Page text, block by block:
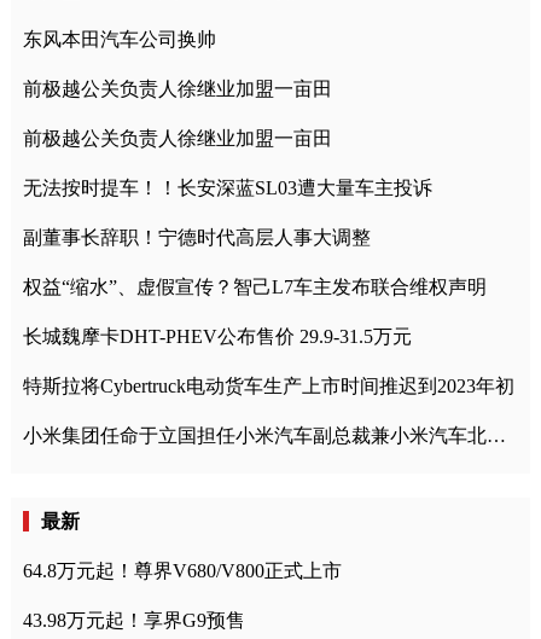
东风本田汽车公司换帅
前极越公关负责人徐继业加盟一亩田
前极越公关负责人徐继业加盟一亩田
无法按时提车！！长安深蓝SL03遭大量车主投诉
副董事长辞职！宁德时代高层人事大调整
权益“缩水”、虚假宣传？智己L7车主发布联合维权声明
长城魏摩卡DHT-PHEV公布售价 29.9-31.5万元
特斯拉将Cybertruck电动货车生产上市时间推迟到2023年初
小米集团任命于立国担任小米汽车副总裁兼小米汽车北京总部政委
最新
64.8万元起！尊界V680/V800正式上市
43.98万元起！享界G9预售